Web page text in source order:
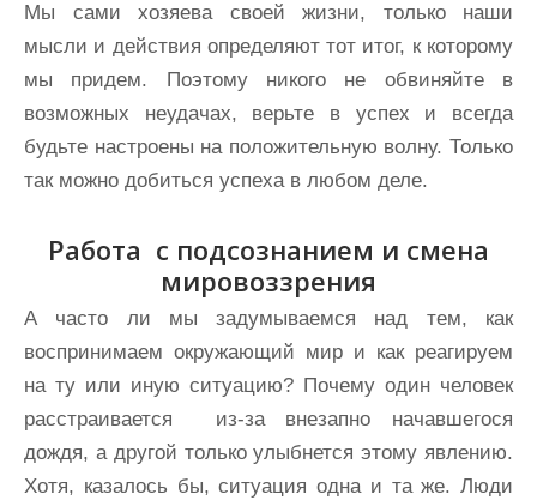
Мы сами хозяева своей жизни, только наши
мысли и действия определяют тот итог, к которому
мы придем. Поэтому никого не обвиняйте в
возможных неудачах, верьте в успех и всегда
будьте настроены на положительную волну. Только
так можно добиться успеха в любом деле.
Работа с подсознанием и смена
мировоззрения
А часто ли мы задумываемся над тем, как
воспринимаем окружающий мир и как реагируем
на ту или иную ситуацию? Почему один человек
расстраивается из-за внезапно начавшегося
дождя, а другой только улыбнется этому явлению.
Хотя, казалось бы, ситуация одна и та же. Люди